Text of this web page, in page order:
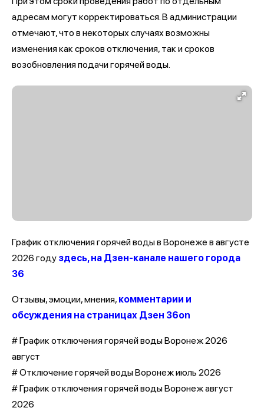
адресам могут корректироваться. В администрации
отмечают, что в некоторых случаях возможны
изменения как сроков отключения, так и сроков
возобновления подачи горячей воды.
График отключения горячей воды в Воронеже в августе
2026 году здесь, на Дзен-канале нашего города
36
Отзывы, эмоции, мнения, комментарии и
обсуждения на страницах Дзен 36on
# График отключения горячей воды Воронеж 2026
август
# Отключение горячей воды Воронеж июль 2026
# График отключения горячей воды Воронеж август
2026